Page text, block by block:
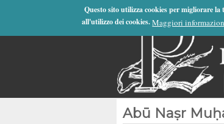
Questo sito utilizza cookies per migliorare
all'utilizzo dei cookies. Maggiori
Abū Naṣr